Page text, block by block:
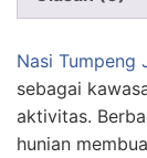
Nasi Tumpeng
sebagai
aktivitas.
hunian